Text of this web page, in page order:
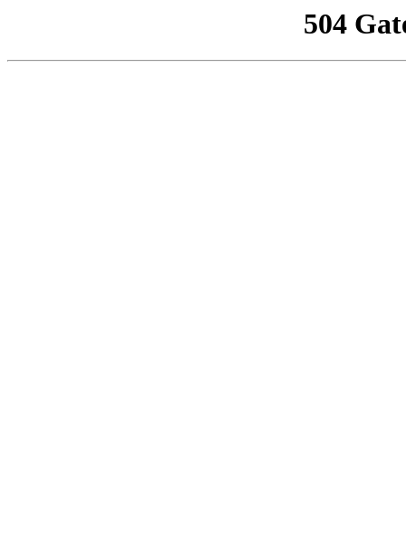
504